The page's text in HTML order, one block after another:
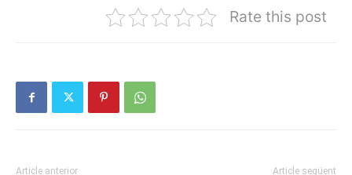
Rate this post
Article anterior Article següent